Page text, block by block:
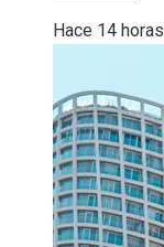
Hace 14 horas